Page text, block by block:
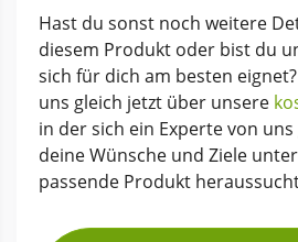
Hast du sonst noch weitere
diesem Produkt oder bist du
sich für dich am besten
uns gleich jetzt über unsere
in der sich ein Experte von
deine Wünsche und Ziele
passende Produkt